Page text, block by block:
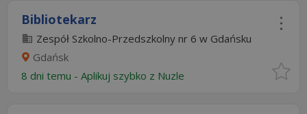
Bibliotekarz
Zespół Szkolno-Przedszkolny nr 6 w Gdańsku
Gdańsk
8 dni temu - Aplikuj szybko z Nuzle